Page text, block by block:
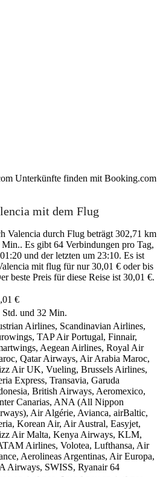
Unterkünfte finden mit Booking.com
mit dem Flug
Valencia durch Flug beträgt 302,71 km
Es gibt 64 Verbindungen pro Tag,
und der letzten um 23:10. Es ist
mit flug für nur 30,01 € oder bis
beste Preis für diese Reise ist 30,01 €.
€
Std. und 32 Min.
Airlines, Scandinavian Airlines,
TAP Air Portugal, Finnair,
Aegean Airlines, Royal Air
Qatar Airways, Air Arabia Maroc,
Air UK, Vueling, Brussels Airlines,
Express, Transavia, Garuda
British Airways, Aeromexico,
Canarias, ANA (All Nippon
Air Algérie, Avianca, airBaltic,
Korean Air, Air Austral, Easyjet,
Air Malta, Kenya Airways, KLM,
Airlines, Volotea, Lufthansa, Air
Aerolineas Argentinas, Air Europa,
Airways, SWISS, Ryanair 64